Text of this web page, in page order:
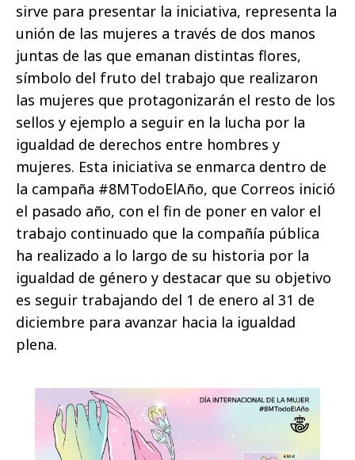
sirve para presentar la iniciativa, representa la
unión de las mujeres a través de dos manos
juntas de las que emanan distintas flores,
símbolo del fruto del trabajo que realizaron
las mujeres que protagonizarán el resto de los
sellos y ejemplo a seguir en la lucha por la
igualdad de derechos entre hombres y
mujeres. Esta iniciativa se enmarca dentro de
la campaña #8MTodoElAño, que Correos inició
el pasado año, con el fin de poner en valor el
trabajo continuado que la compañía pública
ha realizado a lo largo de su historia por la
igualdad de género y destacar que su objetivo
es seguir trabajando del 1 de enero al 31 de
diciembre para avanzar hacia la igualdad
plena.